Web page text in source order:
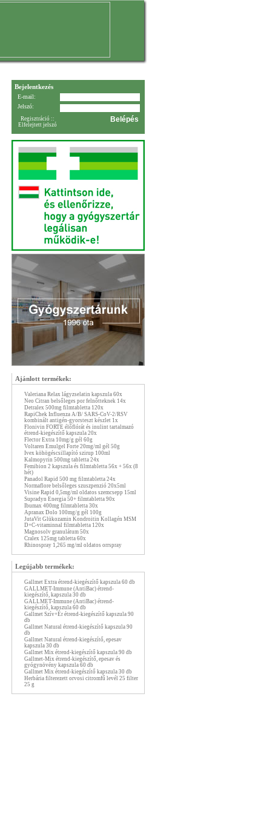
Bejelentkezés
E-mail:
Jelszó:
Regisztráció ::
Elfelejtett jelszó
Ajánlott termékek:
Valeriana Relax lágyzselatin kapszula 60x
Neo Citran belsőleges por felnőtteknek 14x
Detralex 500mg filmtabletta 120x
RapiChek Influenza A/B/ SARS-CoV-2/RSV
kombinált antigén-gyorsteszt készlet 1x
Flonivin FORTE élőflórát és inulint tartalmazó
étrend-kiegészítő kapszula 20x
Flector Extra 10mg/g gél 60g
Voltaren Emulgel Forte 20mg/ml gél 50g
Ivex köhögéscsillapító szirup 100ml
Kalmopyrin 500mg tabletta 24x
Femibion 2 kapszula és filmtabletta 56x + 56x (8
hét)
Panadol Rapid 500 mg filmtabletta 24x
Normaflore belsőleges szuszpenzió 20x5ml
Visine Rapid 0,5mg/ml oldatos szemcsepp 15ml
Supradyn Energia 50+ filmtabletta 90x
Ibumax 400mg filmtabletta 30x
Apranax Dolo 100mg/g gél 100g
JutaVit Glükozamin Kondroitin Kollagén MSM
D+C-vitaminnal filmtabletta 120x
Magnosolv granulátum 50x
Cralex 125mg tabletta 60x
Rhinospray 1,265 mg/ml oldatos orrspray
Legújabb termékek:
Gallmet Extra étrend-kiegészítő kapszula 60 db
GALLMET-Immune (AntiBac) étrend-
kiegészítő, kapszula 30 db
GALLMET-Immune (AntiBac) étrend-
kiegészítő, kapszula 60 db
Gallmet Szív+Ér étrend-kiegészítő kapszula 90
db
Gallmet Natural étrend-kiegészítő kapszula 90
db
Gallmet Natural étrend-kiegészítő, epesav
kapszula 30 db
Gallmet Mix étrend-kiegészítő kapszula 90 db
Gallmet-Mix étrend-kiegészítő, epesav és
gyógynövény kapszula 60 db
Gallmet Mix étrend-kiegészítő kapszula 30 db
Herbária filterezett orvosi citromfű levél 25 filter
25 g